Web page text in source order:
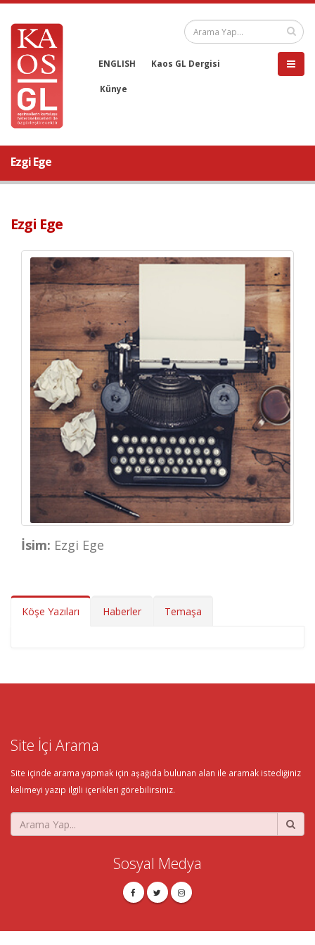
ENGLISH Kaos GL Dergisi
Künye
Ezgi Ege
Ezgi Ege
İsim: Ezgi Ege
Köşe Yazıları Haberler Temaşa
Site İçi Arama
Site içinde arama yapmak için aşağıda bulunan alan ile aramak istediğiniz
kelimeyi yazıp ilgili içerikleri görebilirsiniz.
Sosyal Medya